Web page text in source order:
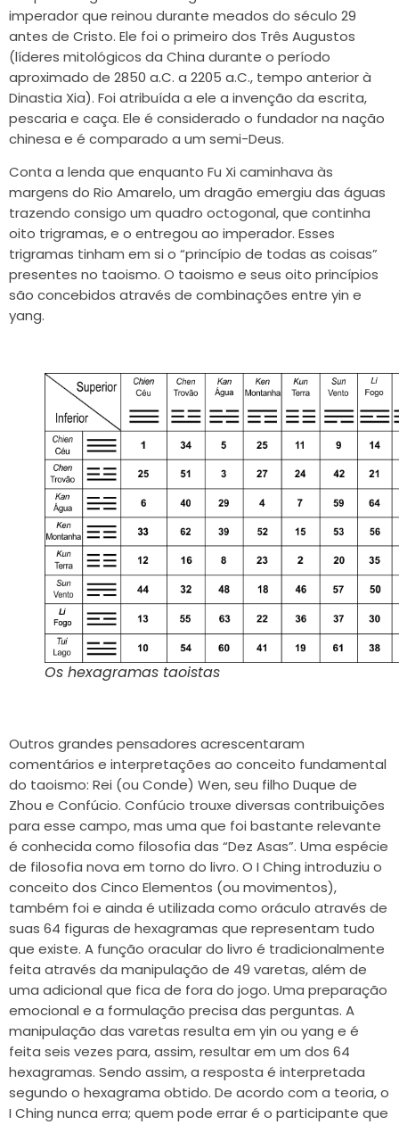
imperador que reinou durante meados do século 29
antes de Cristo. Ele foi o primeiro dos Três Augustos
(líderes mitológicos da China durante o período
aproximado de 2850 a.C. a 2205 a.C., tempo anterior à
Dinastia Xia). Foi atribuída a ele a invenção da escrita,
pescaria e caça. Ele é considerado o fundador na nação
chinesa e é comparado a um semi-Deus.
Conta a lenda que enquanto Fu Xi caminhava às
margens do Rio Amarelo, um dragão emergiu das águas
trazendo consigo um quadro octogonal, que continha
oito trigramas, e o entregou ao imperador. Esses
trigramas tinham em si o “princípio de todas as coisas”
presentes no taoismo. O taoismo e seus oito princípios
são concebidos através de combinações entre yin e
yang.
Os hexagramas taoistas
Outros grandes pensadores acrescentaram
comentários e interpretações ao conceito fundamental
do taoismo: Rei (ou Conde) Wen, seu filho Duque de
Zhou e Confúcio. Confúcio trouxe diversas contribuições
para esse campo, mas uma que foi bastante relevante
é conhecida como filosofia das “Dez Asas”. Uma espécie
de filosofia nova em torno do livro. O I Ching introduziu o
conceito dos Cinco Elementos (ou movimentos),
também foi e ainda é utilizada como oráculo através de
suas 64 figuras de hexagramas que representam tudo
que existe. A função oracular do livro é tradicionalmente
feita através da manipulação de 49 varetas, além de
uma adicional que fica de fora do jogo. Uma preparação
emocional e a formulação precisa das perguntas. A
manipulação das varetas resulta em yin ou yang e é
feita seis vezes para, assim, resultar em um dos 64
hexagramas. Sendo assim, a resposta é interpretada
segundo o hexagrama obtido. De acordo com a teoria, o
I Ching nunca erra; quem pode errar é o participante que